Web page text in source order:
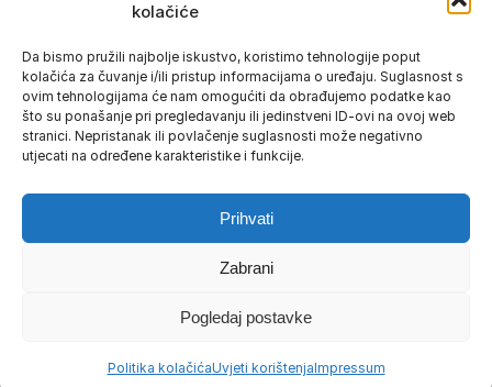
kolačiće
Da bismo pružili najbolje iskustvo, koristimo tehnologije poput
kolačića za čuvanje i/ili pristup informacijama o uređaju. Suglasnost s
ovim tehnologijama će nam omogućiti da obrađujemo podatke kao
što su ponašanje pri pregledavanju ili jedinstveni ID-ovi na ovoj web
stranici. Nepristanak ili povlačenje suglasnosti može negativno
utjecati na određene karakteristike i funkcije.
Prihvati
Zabrani
Pogledaj postavke
Politika kolačićaUvjeti korištenjaImpressum
Pomoćni pekar / pomoćna pekarica
Pekar / pekarica
Požega
Konobar / konobarica
Požega
Pravila privatnosti
© 2026 Požeški vodič. Sva prava pridržana.